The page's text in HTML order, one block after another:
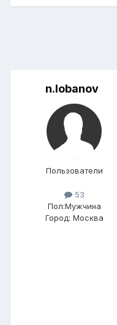
n.lobanov
Пользователи
53
Пол:Мужчина
Город: Москва